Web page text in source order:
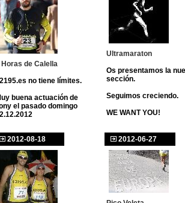
Horas de Calella
no tiene límites.
buena actuación de
el pasado domingo
Ultramaraton
Os presentamos la
sección.
Seguimos creciendo.
WE WANT YOU!
2012-08-18 2012-06-27